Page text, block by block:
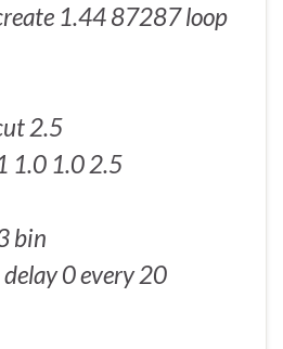
1.44 87287 loop
2.5
1.0 1.0 2.5
bin
0 every 20